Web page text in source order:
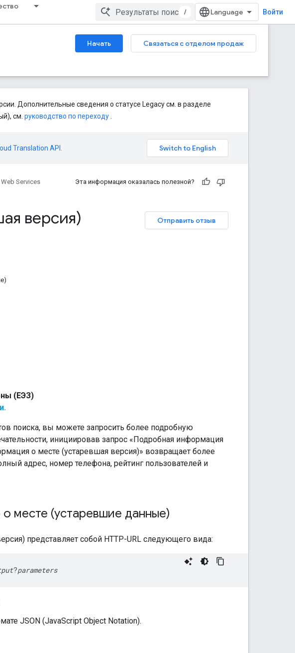
/ Войти
Начать
Связаться с отделом продаж
Дополнительные сведения о статусе Legacy см. в разделе
см. руководство по переходу
Translation API
Web Services
Эта информация оказалась полезной?
Отправить отзыв
версия)
(ЕЭЗ)
поиска, вы можете запросить более подробную
инициировав запрос «Подробная информация
о месте (устаревшая версия)» возвращает более
адрес, номер телефона, рейтинг пользователей и
месте (устаревшие данные)
представляет собой HTTP-URL следующего вида:
?parameters
JSON (JavaScript Object Notation).